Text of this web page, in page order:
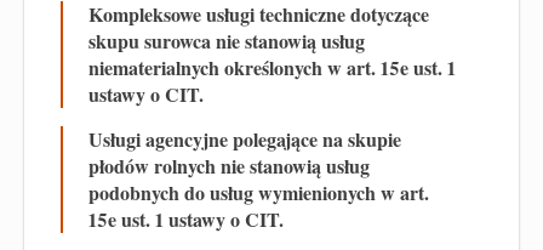
Kompleksowe usługi techniczne dotyczące
skupu surowca nie stanowią usług
niematerialnych określonych w art. 15e ust. 1
ustawy o CIT.
Usługi agencyjne polegające na skupie
płodów rolnych nie stanowią usług
podobnych do usług wymienionych w art.
15e ust. 1 ustawy o CIT.